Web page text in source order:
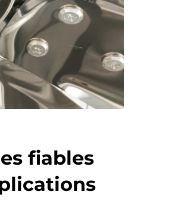
fiables